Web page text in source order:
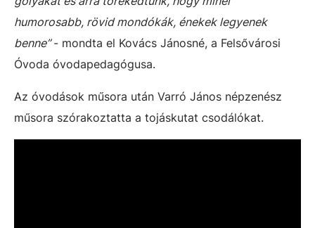
humorosabb, rövid mondókák, énekek legyenek
benne”- mondta el Kovács Jánosné, a Felsővárosi
Óvoda óvodapedagógusa.
Az óvodások műsora után Varró János népzenész
műsora szórakoztatta a tojáskutat csodálókat.